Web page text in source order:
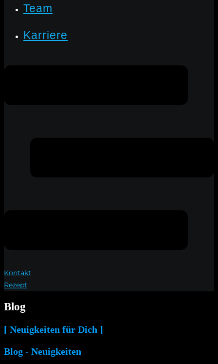
Team
Karriere
Kontakt
Rezept
Blog
[ Neuigkeiten für Dich ]
Blog - Neuigkeiten